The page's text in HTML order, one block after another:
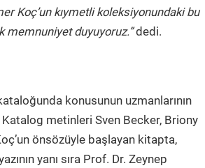
Koç’un kıymetli koleksiyonundaki bu
memnuniyet duyuyoruz.”dedi.
konusunun uzmanlarının
metinleri Sven Becker, Briony
önsözüyle başlayan kitapta,
yanı sıra Prof. Dr. Zeynep